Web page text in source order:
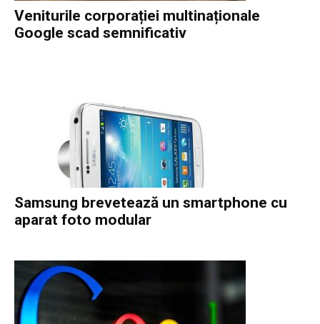
Veniturile corporației multinaționale
Google scad semnificativ
Samsung brevetează un smartphone cu
aparat foto modular